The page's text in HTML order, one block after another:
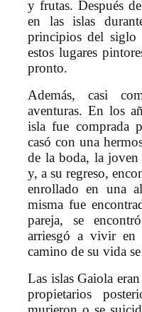
y frutas. Después
en las islas
principios del
estos lugares
pronto.
Además, casi
aventuras. En los
isla fue comprada
casó con una
de la boda, la joven
y, a su regreso,
enrollado en una
misma fue
pareja, se
arriesgó a vivir en
camino de su vida
Las islas Gaiola
propietarios